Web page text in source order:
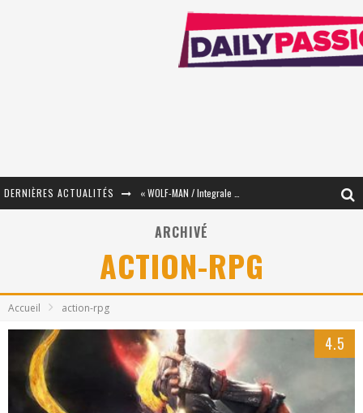
DERNIÈRES ACTUALITÉS
« Mon Village Révolté » - Combattre un Projet !
« Le Béton et le Bambou / Propositions pour Mayotte et le Monde. » - Améliorations !
« MOFUSAND / Parler Japonais » – Des Expressions Pratiques !
ARCHIVÉ
ACTION-RPG
Accueil action-rpg
4.5